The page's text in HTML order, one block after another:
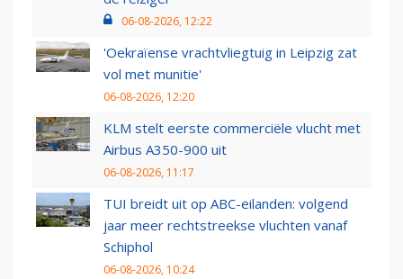
06-08-2026, 12:22
'Oekraïense vrachtvliegtuig in Leipzig zat
vol met munitie'
06-08-2026, 12:20
KLM stelt eerste commerciële vlucht met
Airbus A350-900 uit
06-08-2026, 11:17
TUI breidt uit op ABC-eilanden: volgend
jaar meer rechtstreekse vluchten vanaf
Schiphol
06-08-2026, 10:24